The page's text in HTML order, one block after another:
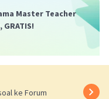
Master Teacher
ke Forum